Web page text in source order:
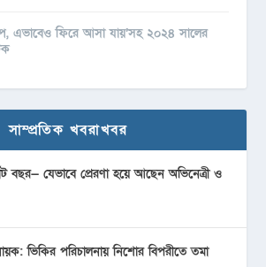
এভাবেও ফিরে আসা যায়’সহ ২০২৪ সালের
সাম্প্রতিক খবরাখবর
বছর— যেভাবে প্রেরণা হয়ে আছেন অভিনেত্রী ও
ভিকির পরিচালনায় নিশোর বিপরীতে তমা